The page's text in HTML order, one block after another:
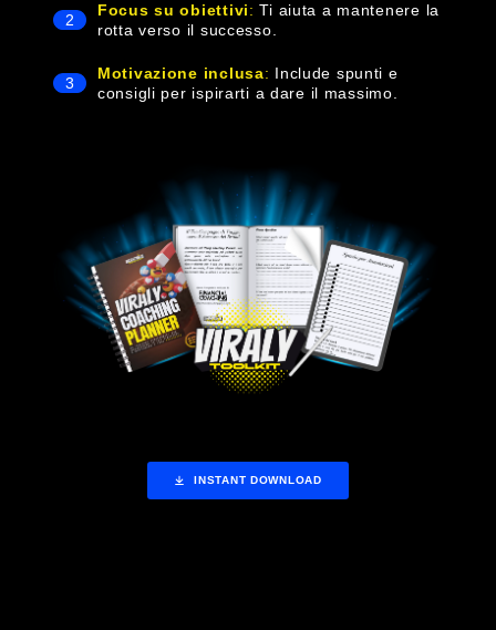
2
Focus su obiettivi:Ti aiuta a mantenere la
rotta verso il successo.
3
Motivazione inclusa: Include spunti e
consigli per ispirarti a dare il massimo.
INSTANT DOWNLOAD